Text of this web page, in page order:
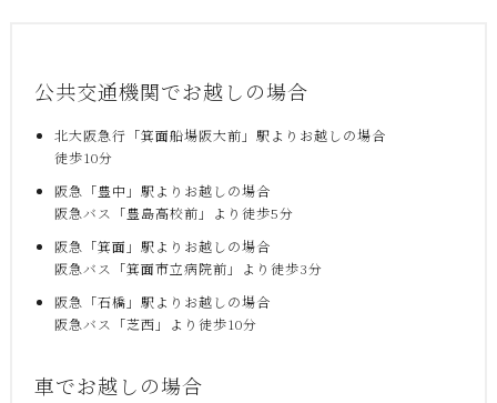
公共交通機関でお越しの場合
北大阪急行「箕面船場阪大前」駅よりお越しの場合
徒歩10分
阪急「豊中」駅よりお越しの場合
阪急バス「豊島高校前」より徒歩5分
阪急「箕面」駅よりお越しの場合
阪急バス「箕面市立病院前」より徒歩3分
阪急「石橋」駅よりお越しの場合
阪急バス「芝西」より徒歩10分
車でお越しの場合